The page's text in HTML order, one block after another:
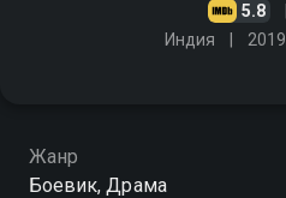
5.8
Индия 2019
Жанр
Боевик, Драма